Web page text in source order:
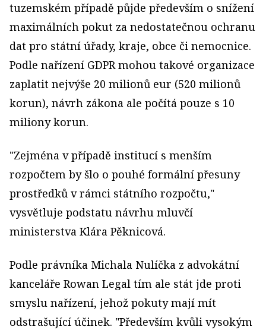
tuzemském případě půjde především o snížení
maximálních pokut za nedostatečnou ochranu
dat pro státní úřady, kraje, obce či nemocnice.
Podle nařízení GDPR mohou takové organizace
zaplatit nejvýše 20 milionů eur (520 milionů
korun), návrh zákona ale počítá pouze s 10
miliony korun.
"Zejména v případě institucí s menším
rozpočtem by šlo o pouhé formální přesuny
prostředků v rámci státního rozpočtu,"
vysvětluje podstatu návrhu mluvčí
ministerstva Klára Pěknicová.
Podle právníka Michala Nulíčka z advokátní
kanceláře Rowan Legal tím ale stát jde proti
smyslu nařízení, jehož pokuty mají mít
odstrašující účinek. "Především kvůli vysokým